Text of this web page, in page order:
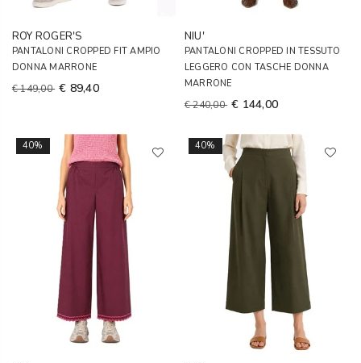
ROY ROGER'S
PANTALONI CROPPED FIT AMPIO
DONNA MARRONE
€ 149,00 € 89,40
NIU'
PANTALONI CROPPED IN TESSUTO
LEGGERO CON TASCHE DONNA
MARRONE
€ 240,00 € 144,00
40% 40%